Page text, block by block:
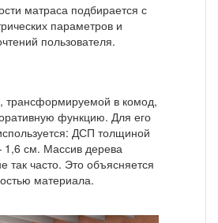
матраса подбирается с
параметров и
пользователя.
трансформируемой в комод,
функцию. Для его
ДСП толщиной
см. Массив дерева
так часто. Это объясняется
материала.